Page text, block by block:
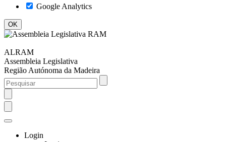
Google Analytics
ALRAM
Assembleia Legislativa
Região Autónoma da Madeira
Login